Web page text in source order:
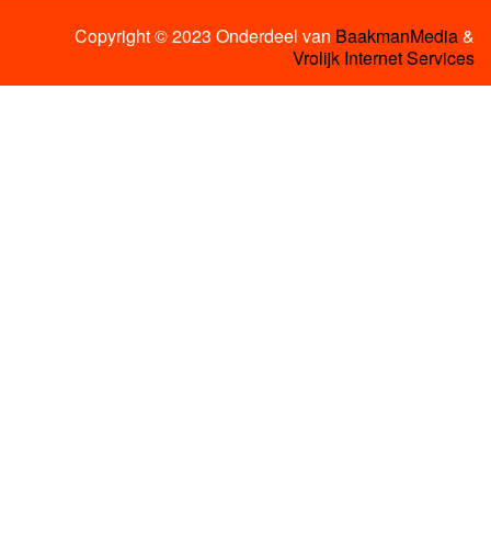
Copyright © 2023 Onderdeel van BaakmanMedia&
Vrolijk Internet Services